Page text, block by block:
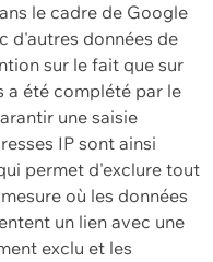
le cadre de Google
d'autres données de
sur le fait que sur
a été complété par le
une saisie
IP sont ainsi
permet d'exclure tout
où les données
un lien avec une
exclu et les